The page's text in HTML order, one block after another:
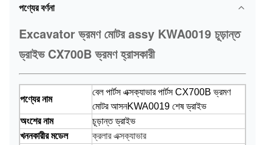
পণ্যের বর্ণনা
Excavator ভ্রমণ মোটর assy KWA0019 চূড়ান্ত
ড্রাইভ CX700B ভ্রমণ হ্রাসকারী
পণ্যের নাম
বেল পার্টস এক্সক্যাভার পার্টস CX700B ভ্রমণ
মোটর আসনKWA0019 শেষ ড্রাইভ
অংশের নাম
চূড়ান্ত ড্রাইভ
খননকারীর মডেল
ক্রলার এক্সক্যাভার